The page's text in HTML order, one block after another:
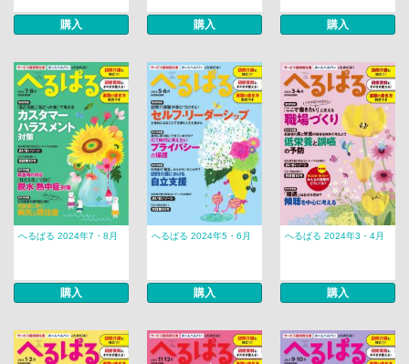
購入 購入 購入
へるぱる 2024年7・8月
購入
へるぱる 2024年5・6月
購入
へるぱる 2024年3・4月
購入